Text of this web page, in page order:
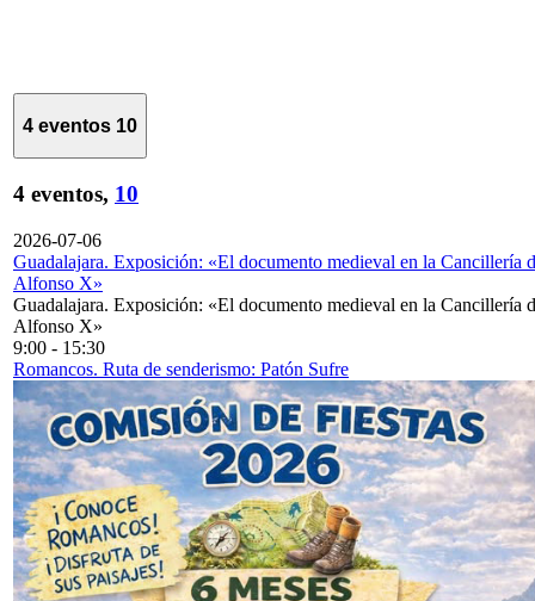
4 eventos 10
4 eventos, 10
2026-07-06
Guadalajara. Exposición: «El documento medieval en la Cancillería
Alfonso X»
Guadalajara. Exposición: «El documento medieval en la Cancillería
Alfonso X»
9:00 - 15:30
Romancos. Ruta de senderismo: Patón Sufre